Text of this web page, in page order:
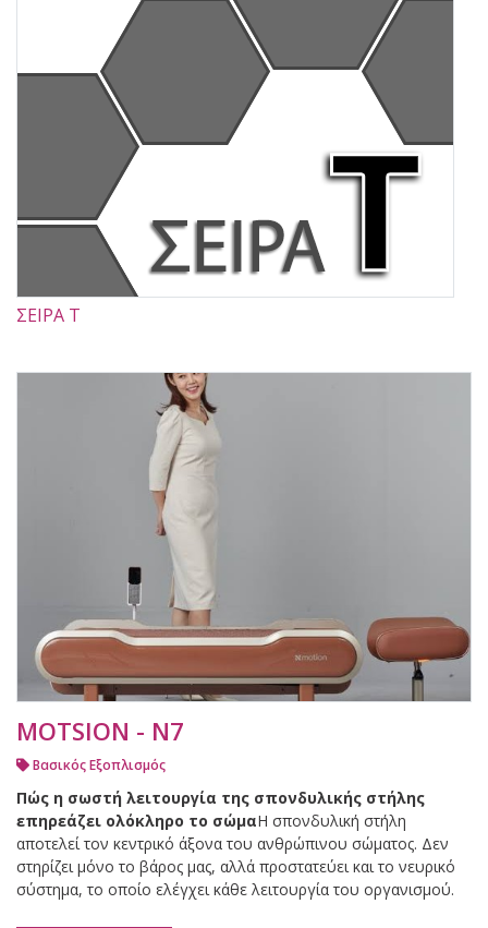
ΣΕΙΡΑ Τ
MOTSION - N7
Βασικός Εξοπλισμός
Πώς η σωστή λειτουργία της σπονδυλικής στήλης
επηρεάζει ολόκληρο το σώμαΗ σπονδυλική στήλη
αποτελεί τον κεντρικό άξονα του ανθρώπινου σώματος. Δεν
στηρίζει μόνο το βάρος μας, αλλά προστατεύει και το νευρικό
σύστημα, το οποίο ελέγχει κάθε λειτουργία του οργανισμού.